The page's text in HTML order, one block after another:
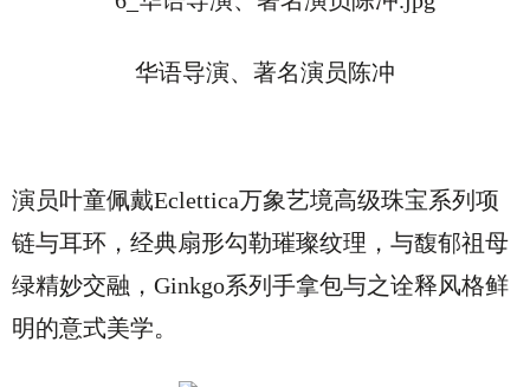
华语导演、著名演员陈冲
演员叶童佩戴Eclettica万象艺境高级珠宝系列项
链与耳环，经典扇形勾勒璀璨纹理，与馥郁祖母
绿精妙交融，Ginkgo系列手拿包与之诠释风格鲜
明的意式美学。